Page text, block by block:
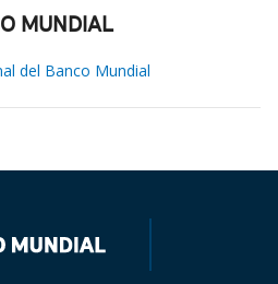
MUNDIAL
del Banco Mundial